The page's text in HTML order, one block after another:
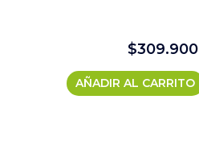
$309.900
AÑADIR AL CARRITO